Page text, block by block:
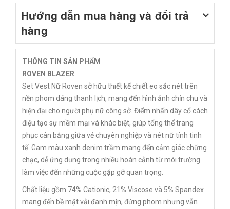
Hướng dẫn mua hàng và đổi trả
hàng
THÔNG TIN SẢN PHẨM
ROVEN BLAZER
Set Vest Nữ Roven sở hữu thiết kế chiết eo sắc nét trên
nền phom dáng thanh lịch, mang đến hình ảnh chỉn chu và
hiện đại cho người phụ nữ công sở. Điểm nhấn dây cổ cách
điệu tạo sự mềm mại và khác biệt, giúp tổng thể trang
phục cân bằng giữa vẻ chuyên nghiệp và nét nữ tính tinh
tế. Gam màu xanh denim trầm mang đến cảm giác chững
chạc, dễ ứng dụng trong nhiều hoàn cảnh từ môi trường
làm việc đến những cuộc gặp gỡ quan trọng.
Chất liệu gồm 74% Cationic, 21% Viscose và 5% Spandex
mang đến bề mặt vải đanh mịn, đứng phom nhưng vẫn